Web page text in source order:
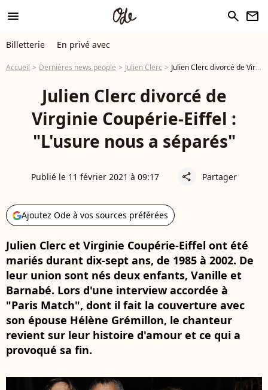
menu search newsletter
Billetterie En privé avec
Accueil Dernières news people Julien Clerc Julien Clerc divorcé de Virginie Coupérie-Eiffel : "L'usure nous a séparés"
Julien Clerc divorcé de
Virginie Coupérie-Eiffel :
"L'usure nous a séparés"
Publié le 11 février 2021 à 09:17 share Partager
Ajoutez Ode à vos sources préférées
Julien Clerc et Virginie Coupérie-Eiffel ont été
mariés durant dix-sept ans, de 1985 à 2002. De
leur union sont nés deux enfants, Vanille et
Barnabé. Lors d'une interview accordée à
"Paris Match", dont il fait la couverture avec
son épouse Hélène Grémillon, le chanteur
revient sur leur histoire d'amour et ce qui a
provoqué sa fin.